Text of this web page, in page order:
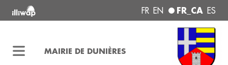
FR EN FR_CA ES
MAIRIE DE DUNIÈRES